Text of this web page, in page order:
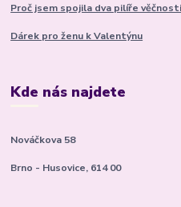
Proč jsem spojila dva pilíře
Dárek pro ženu k Valentýnu
Kde nás najdete
Nováčkova 58
Brno - Husovice, 614 00